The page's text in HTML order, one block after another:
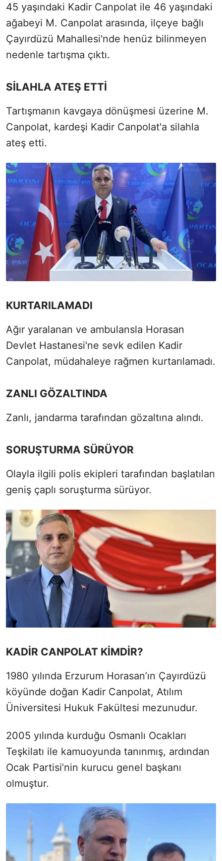
45 yaşındaki Kadir Canpolat ile 46 yaşındaki
ağabeyi M. Canpolat arasında, ilçeye bağlı
Çayırdüzü Mahallesi'nde henüz bilinmeyen
nedenle tartışma çıktı.
SİLAHLA ATEŞ ETTİ
Tartışmanın kavgaya dönüşmesi üzerine M.
Canpolat, kardeşi Kadir Canpolat'a silahla
ateş etti.
KURTARILAMADI
Ağır yaralanan ve ambulansla Horasan
Devlet Hastanesi'ne sevk edilen Kadir
Canpolat, müdahaleye rağmen kurtarılamadı.
ZANLI GÖZALTINDA
Zanlı, jandarma tarafından gözaltına alındı.
SORUŞTURMA SÜRÜYOR
Olayla ilgili polis ekipleri tarafından başlatılan
geniş çaplı soruşturma sürüyor.
KADİR CANPOLAT KİMDİR?
1980 yılında Erzurum Horasan’ın Çayırdüzü
köyünde doğan Kadir Canpolat, Atılım
Üniversitesi Hukuk Fakültesi mezunudur.
2005 yılında kurduğu Osmanlı Ocakları
Teşkilatı ile kamuoyunda tanınmış, ardından
Ocak Partisi’nin kurucu genel başkanı
olmuştur.